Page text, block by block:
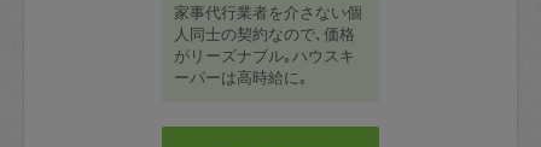
家事代行業者を介さない個
人同士の契約なので､価格
がリーズナブル｡ハウスキ
ーパーは高時給に｡